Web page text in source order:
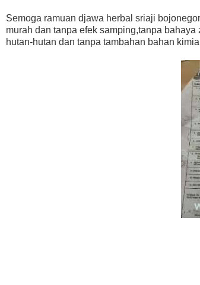
Semoga ramuan djawa herbal sriaji
murah dan tanpa efek samping,tanpa
hutan-hutan dan tanpa tambahan bahan